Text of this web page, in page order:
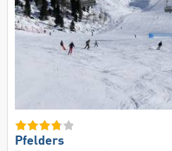
Pfelders